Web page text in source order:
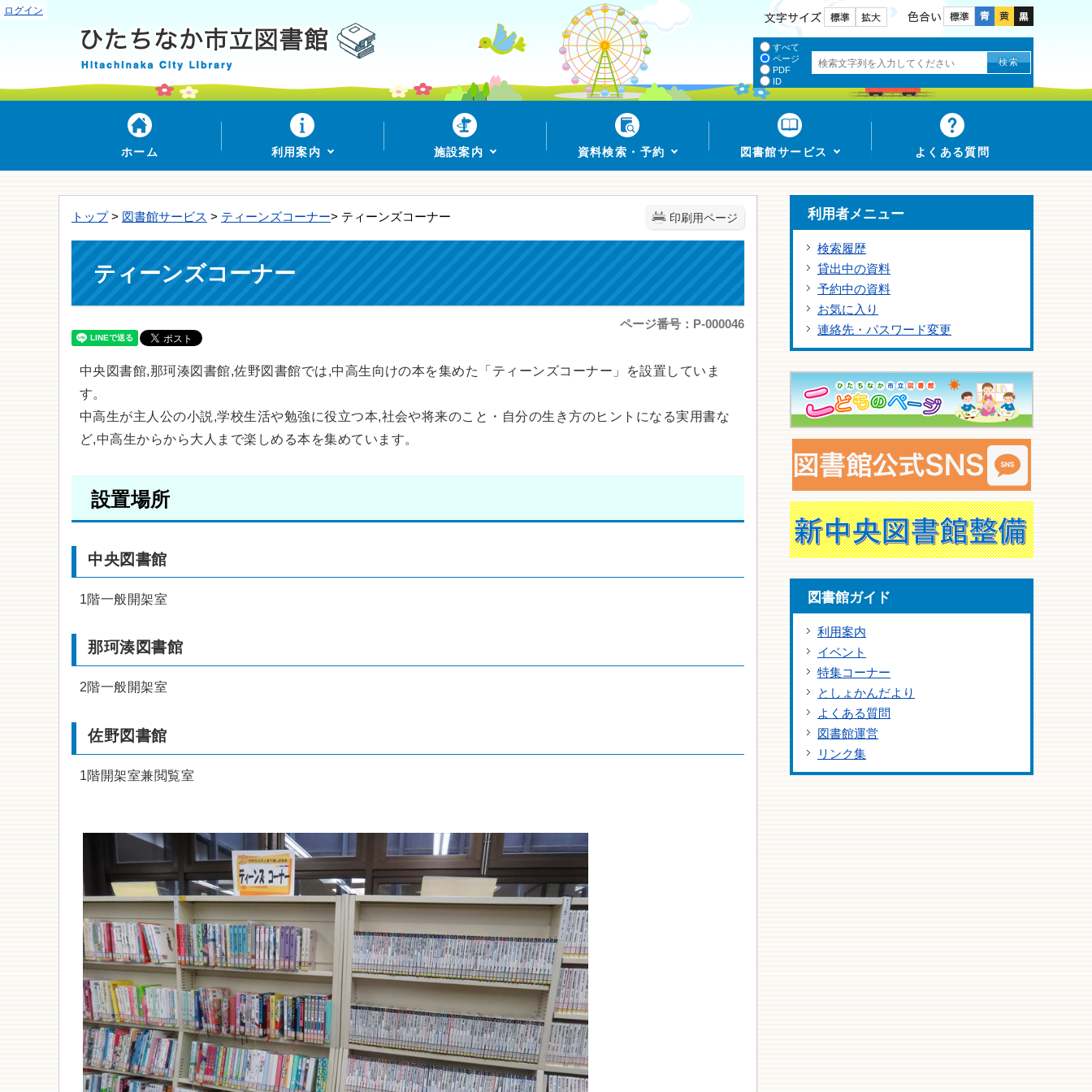
色合い
文字サイズ
ログイン
すべて
ページ
PDF
ID
ホーム 利用案内 施設案内 資料検索・予約 図書館サービス よくある質問
印刷用ページ
トップ> 図書館サービス > ティーンズコーナー> ティーンズコーナー
ティーンズコーナー
ページ番号：P-000046
中央図書館,那珂湊図書館,佐野図書館では,中高生向けの本を集めた「ティーンズコーナー」を設置していま
す。
中高生が主人公の小説,学校生活や勉強に役立つ本,社会や将来のこと・自分の生き方のヒントになる実用書な
ど,中高生からから大人まで楽しめる本を集めています。
設置場所
中央図書館
1階一般開架室
那珂湊図書館
2階一般開架室
佐野図書館
1階開架室兼閲覧室
利用者メニュー
検索履歴
貸出中の資料
予約中の資料
お気に入り
連絡先・パスワード変更
図書館ガイド
利用案内
イベント
特集コーナー
としょかんだより
よくある質問
図書館運営
リンク集